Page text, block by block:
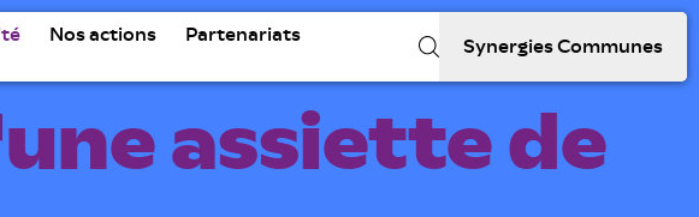
Nos actions
Partenariats
Synergies Communes
assiette de